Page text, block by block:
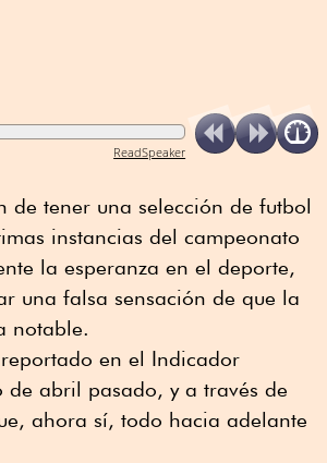
ReadSpeaker
tener una selección de futbol
instancias del campeonato
la esperanza en el deporte,
una falsa sensación de que la
notable.
en el Indicador
abril pasado, y a través de
ahora sí, todo hacia adelante